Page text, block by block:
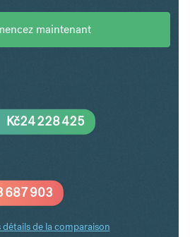
maintenant
687 903
Kč24 228 425
de la comparaison